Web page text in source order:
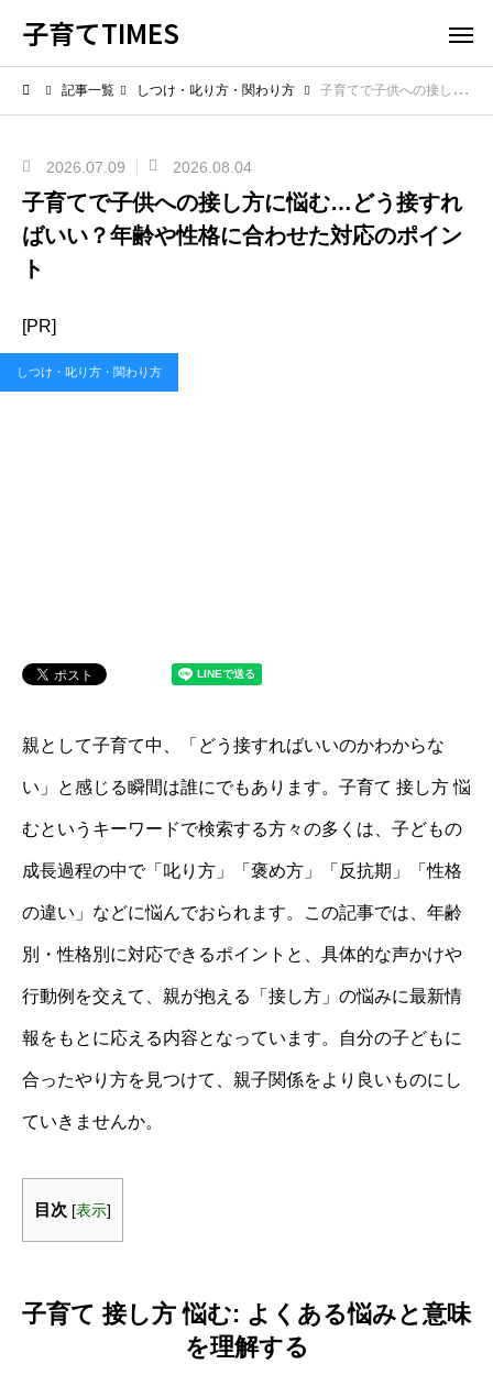
子育てTIMES
記事一覧 しつけ・叱り方・関わり方 子育てで子供への接し方に悩む…どう接すればいい？年齢や性格に合わせた対応のポイント
2026.07.09 2026.08.04
子育てで子供への接し方に悩む…どう接すれ
ばいい？年齢や性格に合わせた対応のポイン
ト
[PR]
しつけ・叱り方・関わり方
親として子育て中、「どう接すればいいのかわからな
い」と感じる瞬間は誰にでもあります。子育て 接し方 悩
むというキーワードで検索する方々の多くは、子どもの
成長過程の中で「叱り方」「褒め方」「反抗期」「性格
の違い」などに悩んでおられます。この記事では、年齢
別・性格別に対応できるポイントと、具体的な声かけや
行動例を交えて、親が抱える「接し方」の悩みに最新情
報をもとに応える内容となっています。自分の子どもに
合ったやり方を見つけて、親子関係をより良いものにし
ていきませんか。
目次 [表示]
子育て 接し方 悩む: よくある悩みと意味
を理解する